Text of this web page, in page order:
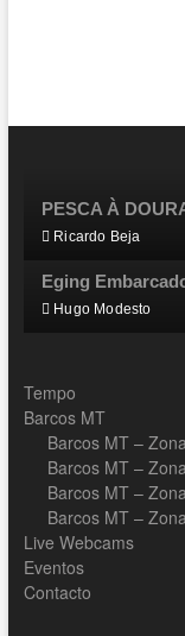
PESCA À
Ricardo Beja
Eging
Hugo Modesto
Tempo
Barcos MT
Barcos MT –
Barcos MT –
Barcos MT –
Barcos MT –
Live Webcams
Eventos
Contacto